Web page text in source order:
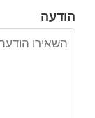
הודעה